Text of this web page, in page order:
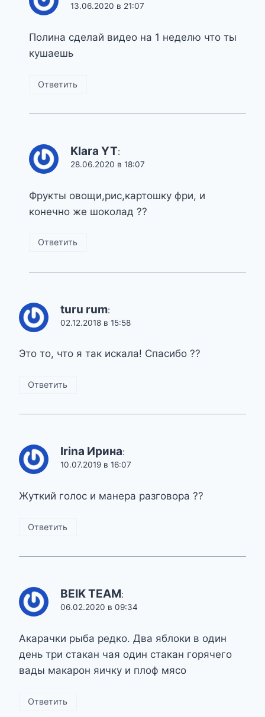
13.06.2020 в 21:07
Полина сделай видео на 1 неделю что ты
кушаешь
Ответить
Klara YT:
28.06.2020 в 18:07
Фрукты овощи,рис,картошку фри, и
конечно же шоколад ??
Ответить
turu rum:
02.12.2018 в 15:58
Это то, что я так искала! Спасибо ??
Ответить
Irina Ирина:
10.07.2019 в 16:07
Жуткий голос и манера разговора ??
Ответить
BEIK TEAM:
06.02.2020 в 09:34
Акарачки рыба редко. Два яблоки в один
день три стакан чая один стакан горячего
вады макарон яичку и плоф мясо
Ответить